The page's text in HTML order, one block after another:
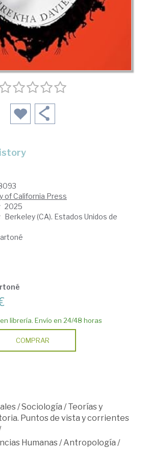
of California Press
2025
Berkeley (CA). Estados Unidos de
librería. Envío en 24/48 horas
COMPRAR
/Sociología /Teorías y
Puntos de vista y corrientes
Humanas/Antropología /